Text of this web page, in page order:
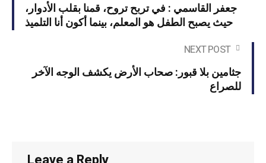
جعفر القاسمي : في تربح تروح، قمنا بقلب الأدوار،
حيث يصبح الطفل هو المعلم، بينما أكون أنا التلميذ
NEXT POST
جثامين بلا قبور: صحاب الأرض يكشف الوجه الآخر
للصراع